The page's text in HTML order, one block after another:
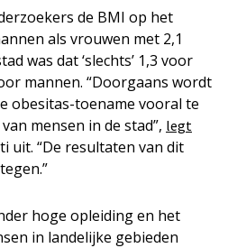
de BMI op het
als vrouwen met 2,1
was dat ‘slechts’ 1,3 voor
mannen. “Doorgaans wordt
obesitas-toename vooral te
mensen in de stad”, legt
uit. “De resultaten van dit
hoge opleiding en het
in landelijke gebieden